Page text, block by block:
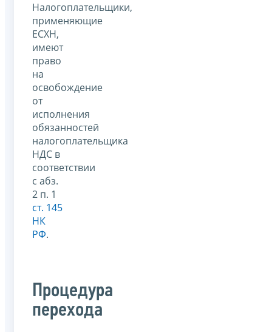
Налогоплательщики,
применяющие
ЕСХН,
имеют
право
на
освобождение
от
исполнения
обязанностей
налогоплательщика
НДС в
соответствии
с абз.
2 п. 1
ст. 145
НК
РФ.
Процедура
перехода